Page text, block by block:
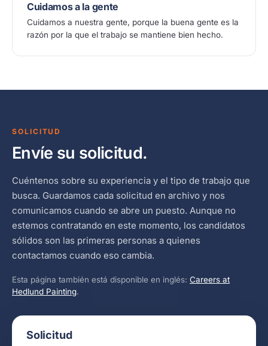
Cuidamos a la gente
Cuidamos a nuestra gente, porque la buena gente es la
razón por la que el trabajo se mantiene bien hecho.
SOLICITUD
Envíe su solicitud.
Cuéntenos sobre su experiencia y el tipo de trabajo que
busca. Guardamos cada solicitud en archivo y nos
comunicamos cuando se abre un puesto. Aunque no
estemos contratando en este momento, los candidatos
sólidos son las primeras personas a quienes
contactamos cuando eso cambia.
Esta página también está disponible en inglés: Careers at
Hedlund Painting.
Solicitud